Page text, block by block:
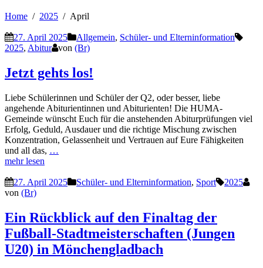
Home 2025 April
27. April 2025 Allgemein, Schüler- und Elterninformation
2025, Abitur von (Br)
Jetzt gehts los!
Liebe Schülerinnen und Schüler der Q2, oder besser, liebe
angehende Abiturientinnen und Abiturienten! Die HUMA-
Gemeinde wünscht Euch für die anstehenden Abiturprüfungen viel
Erfolg, Geduld, Ausdauer und die richtige Mischung zwischen
Konzentration, Gelassenheit und Vertrauen auf Eure Fähigkeiten
und all das, …
mehr lesen
27. April 2025 Schüler- und Elterninformation, Sport
2025
von (Br)
Ein Rückblick auf den Finaltag der
Fußball-Stadtmeisterschaften (Jungen
U20) in Mönchengladbach